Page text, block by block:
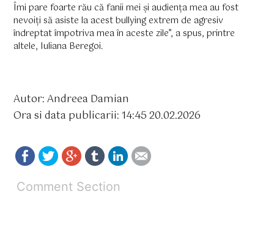
​Îmi pare foarte rău că fanii mei și audiența mea au fost
nevoiți să asiste la acest bullying extrem de agresiv
îndreptat împotriva mea în aceste zile”, a spus, printre
altele, Iuliana Beregoi.
Autor: Andreea Damian
Ora si data publicarii: 14:45 20.02.2026
Comment Section